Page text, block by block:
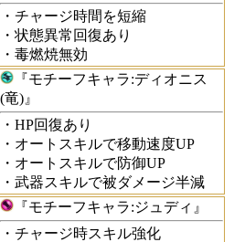
・チャージ時間を短縮
・状態異常回復あり
・毒燃焼無効
『モチーフキャラ:ディオニス
(竜)』
・HP回復あり
・オートスキルで移動速度UP
・オートスキルで防御UP
・武器スキルで被ダメージ半減
『モチーフキャラ:ジュディ』
・チャージ時スキル強化